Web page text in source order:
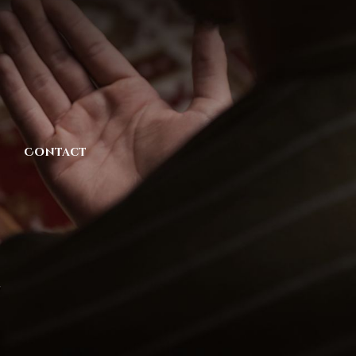
Contact